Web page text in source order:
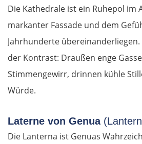
Die Kathedrale ist ein Ruhepol
markanter Fassade und dem
Jahrhunderte
der Kontrast: Draußen enge
Stimmengewirr, drinnen kühle
Würde.
Laterne von Genua
Die Lanterna ist Genuas